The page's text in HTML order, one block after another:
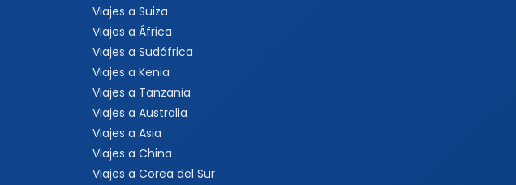
Viajes a Suiza
Viajes a África
Viajes a Sudáfrica
Viajes a Kenia
Viajes a Tanzania
Viajes a Australia
Viajes a Asia
Viajes a China
Viajes a Corea del Sur